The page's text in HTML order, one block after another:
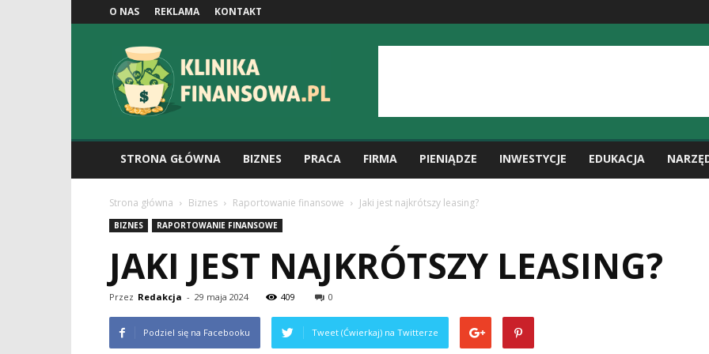
O NAS REKLAMA KONTAKT
Klinikafinansowa.pl
STRONA GŁÓWNA BIZNES PRACA FIRMA PIENIĄDZE INWESTYCJE EDUKACJA
Strona główna Biznes Raportowanie finansowe Jaki jest najkrótszy leasing?
BIZNES RAPORTOWANIE FINANSOWE
JAKI JEST NAJKRÓTSZY LEASING?
Przez Redakcja - 29 maja 2024 409 0
Podziel się na Facebooku Tweet (Ćwierkaj) na Twitterze